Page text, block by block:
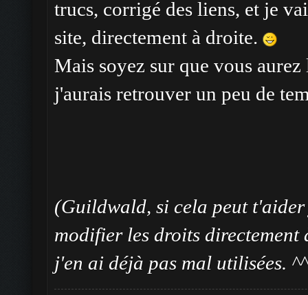
trucs, corrigé des liens, et je
site, directement à droite.
Mais soyez sur que vous
j'aurais retrouver un peu de
(Guildwald, si cela peut
modifier les droits directement
j'en ai déjà pas mal utilisées.